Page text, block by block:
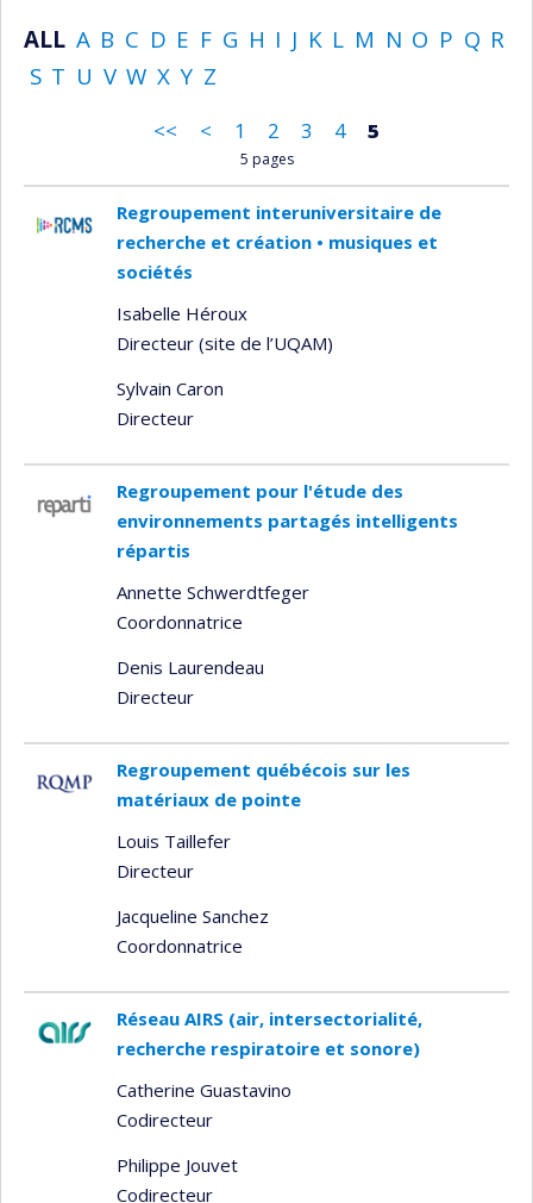
ALL A B C D E F G H I J K L M N O P Q R
S T U V W X Y Z
<< < 1 2 3 4 5
5 pages
Regroupement interuniversitaire de
recherche et création • musiques et
sociétés
Isabelle Héroux
Directeur (site de l’UQAM)
Sylvain Caron
Directeur
Regroupement pour l'étude des
environnements partagés intelligents
répartis
Annette Schwerdtfeger
Coordonnatrice
Denis Laurendeau
Directeur
Regroupement québécois sur les
matériaux de pointe
Louis Taillefer
Directeur
Jacqueline Sanchez
Coordonnatrice
Réseau AIRS (air, intersectorialité,
recherche respiratoire et sonore)
Catherine Guastavino
Codirecteur
Philippe Jouvet
Codirecteur